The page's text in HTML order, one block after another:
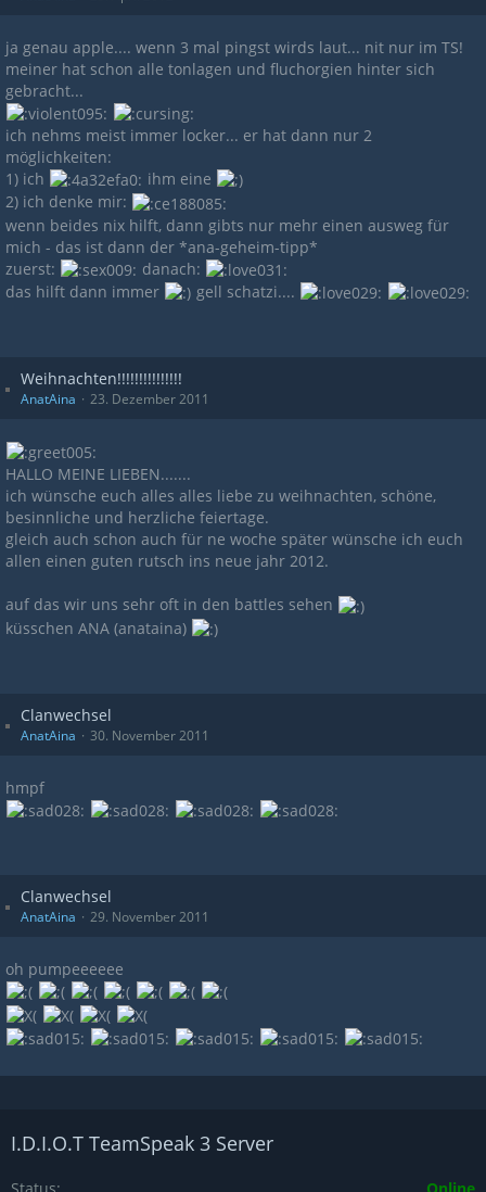
ja genau apple.... wenn 3 mal pingst wirds laut... nit nur im TS!
meiner hat schon alle tonlagen und fluchorgien hinter sich
gebracht...
ich nehms meist immer locker... er hat dann nur 2
möglichkeiten:
1) ich
ihm eine
2) ich denke mir:
wenn beides nix hilft, dann gibts nur mehr einen ausweg für
mich - das ist dann der *ana-geheim-tipp*
zuerst:
danach:
das hilft dann immer
gell schatzi....
Weihnachten!!!!!!!!!!!!!!!
AnatAina 23. Dezember 2011
HALLO MEINE LIEBEN.......
ich wünsche euch alles alles liebe zu weihnachten, schöne,
besinnliche und herzliche feiertage.
gleich auch schon auch für ne woche später wünsche ich euch
allen einen guten rutsch ins neue jahr 2012.
auf das wir uns sehr oft in den battles sehen
küsschen ANA (anataina)
Clanwechsel
AnatAina 30. November 2011
hmpf
Clanwechsel
AnatAina 29. November 2011
oh pumpeeeeee
I.D.I.O.T TeamSpeak 3 Server